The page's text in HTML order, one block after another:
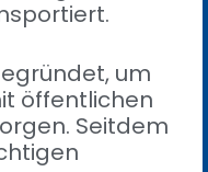
um
öffentlichen
Seitdem